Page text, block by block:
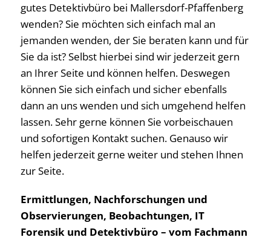
gutes Detektivbüro bei Mallersdorf-Pfaffenberg
wenden? Sie möchten sich einfach mal an
jemanden wenden, der Sie beraten kann und für
Sie da ist? Selbst hierbei sind wir jederzeit gern
an Ihrer Seite und können helfen. Deswegen
können Sie sich einfach und sicher ebenfalls
dann an uns wenden und sich umgehend helfen
lassen. Sehr gerne können Sie vorbeischauen
und sofortigen Kontakt suchen. Genauso wir
helfen jederzeit gerne weiter und stehen Ihnen
zur Seite.
Ermittlungen, Nachforschungen und
Observierungen, Beobachtungen, IT
Forensik und Detektivbüro – vom Fachmann